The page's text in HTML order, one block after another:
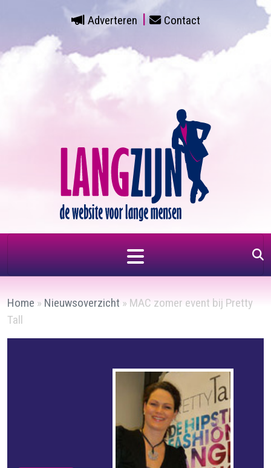
Adverteren Contact
Home » Nieuwsoverzicht » MAC zomer event bij Pretty
Tall